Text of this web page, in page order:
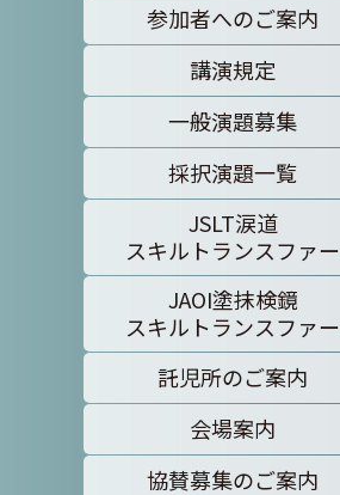
参加者へのご案内
講演規定
一般演題募集
採択演題一覧
JSLT涙道
スキルトランスファー
JAOI塗抹検鏡
スキルトランスファー
託児所のご案内
会場案内
協賛募集のご案内